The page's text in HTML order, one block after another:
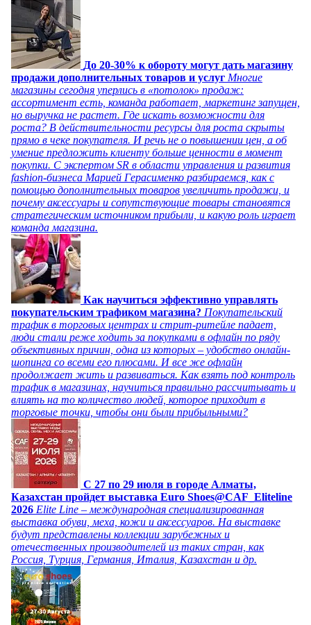
До 20-30% к обороту могут дать магазину
продажи дополнительных товаров и услуг Многие
магазины сегодня уперлись в «потолок» продаж:
ассортимент есть, команда работает, маркетинг запущен,
но выручка не растет. Где искать возможности для
роста? В действительности ресурсы для роста скрыты
прямо в чеке покупателя. И речь не о повышении цен, а об
умение предложить клиенту больше ценности в момент
покупки. С экспертом SR в области управления и развития
fashion-бизнеса Марией Герасименко разбираемся, как с
помощью дополнительных товаров увеличить продажи, и
почему аксессуары и сопутствующие товары становятся
стратегическим источником прибыли, и какую роль играет
команда магазина.
Как научиться эффективно управлять
покупательским трафиком магазина? Покупательский
трафик в торговых центрах и стрит-ритейле падает,
люди стали реже ходить за покупками в офлайн по ряду
объективных причин, одна из которых – удобство онлайн-
шопинга со всеми его плюсами. И все же офлайн
продолжает жить и развиваться. Как взять под контроль
трафик в магазинах, научиться правильно рассчитывать и
влиять на то количество людей, которое приходит в
торговые точки, чтобы они были прибыльными?
C 27 по 29 июля в городе Алматы,
Казахстан пройдет выставка Euro Shoes@CAF_Eliteline
2026 Elite Line – международная специализированная
выставка обуви, меха, кожи и аксессуаров. На выставке
будут представлены коллекции зарубежных и
отечественных производителей из таких стран, как
Россия, Турция, Германия, Италия, Казахстан и др.